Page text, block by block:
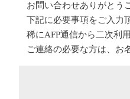
お問い合わせありがとう
下記に必要事項をご入力
稀にAFP通信から二次利
ご連絡の必要な方は、お